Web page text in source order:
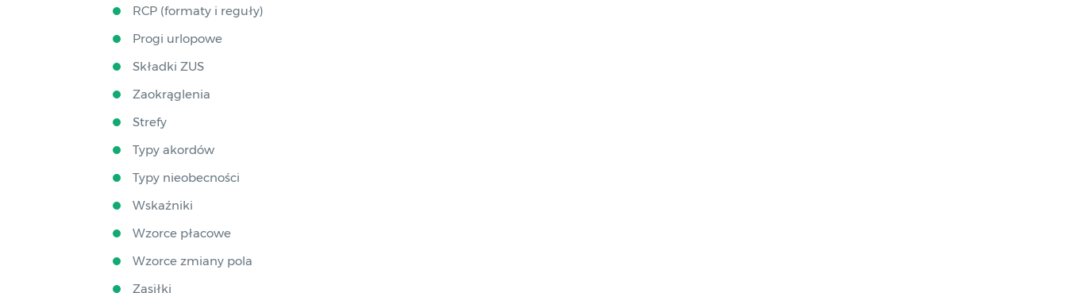
RCP (formaty i reguły)
Progi urlopowe
Składki ZUS
Zaokrąglenia
Strefy
Typy akordów
Typy nieobecności
Wskaźniki
Wzorce płacowe
Wzorce zmiany pola
Zasiłki